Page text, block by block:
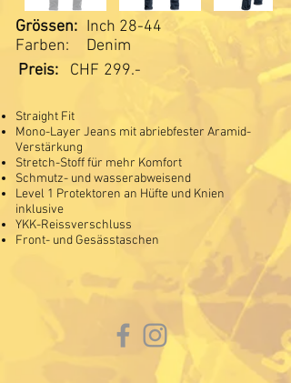
Farben: Denim
Grössen: Inch 28-44
Preis: CHF 299.-
Straight Fit
Mono-Layer Jeans mit abriebfester Aramid-
Verstärkung
Stretch-Stoff für mehr Komfort
Schmutz- und wasserabweisend
Level 1 Protektoren an Hüfte und Knien
inklusive
YKK-Reissverschluss
Front- und Gesässtaschen